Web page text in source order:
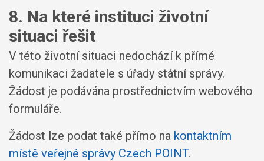
8. Na které instituci životní
situaci řešit
V této životní situaci nedochází k přímé
komunikaci žadatele s úřady státní správy.
Žádost je podávána prostřednictvím webového
formuláře.
Žádost lze podat také přímo na kontaktním
místě veřejné správy Czech POINT.